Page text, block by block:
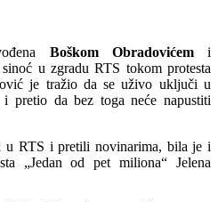
Boškom Obradovićemi
u zgradu RTS tokom protesta
je tražio da se uživo uključi u
pretio da bez toga neće napustiti
RTS i pretili novinarima, bila je i
„Jedan od pet miliona“ Jelena